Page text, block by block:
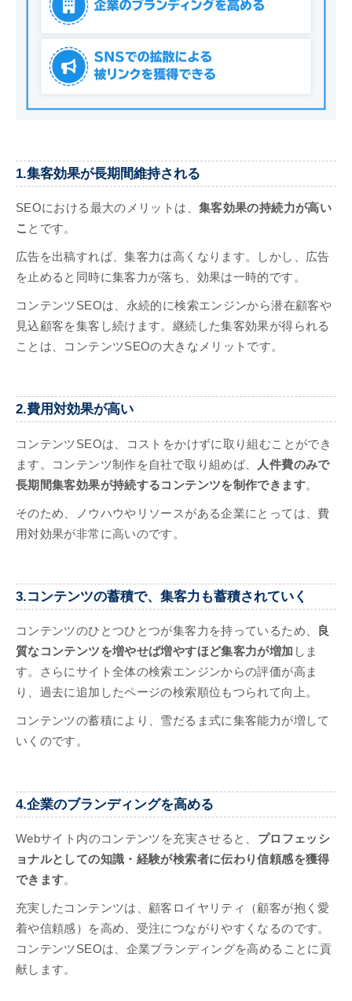
1.集客効果が長期間維持される
SEOにおける最大のメリットは、 集客効果の持続力が高い
こ とです。
広告を出稿すれば、集客力は高くなります。しかし、広告
を止めると同時に集客力が落ち、効果は一時的です。
コンテンツSEOは、永続的に検索エンジンから潜在顧客や
見込顧客を集客し続けます。継続した集客効果が得られる
ことは、コンテンツSEOの大きなメリットです。
2.費用対効果が高い
コンテンツSEOは、コストをかけずに取り組むことができ
ます。コンテンツ制作を自社で取り組めば、
人件費のみで
長期間集客効果が持続するコンテンツを制作できます。
そのため、ノウハウやリソースがある企業にとっては、費
用対効果が非常に高いのです。
3.コンテンツの蓄積で、集客力も蓄積されていく
コンテンツのひとつひとつが集客力を持っているため、
良
質なコンテンツを増やせば増やすほど集客力が増加 しま
す。さらにサイト全体の検索エンジンからの評価が高ま
り、過去に追加したページの検索順位もつられて向上。
コンテンツの蓄積により、雪だるま式に集客能力が増して
いくのです。
4.企業のブランディングを高める
Webサイト内のコンテンツを充実させると、 プロフェッシ
ョナルとしての知識・経験が検索者に伝わり信頼感を獲得
できます。
充実したコンテンツは、顧客ロイヤリティ（顧客が抱く愛
着や信頼感）を高め、受注につながりやすくなるのです。
コンテンツSEOは、企業ブランディングを高めることに貢
献します。